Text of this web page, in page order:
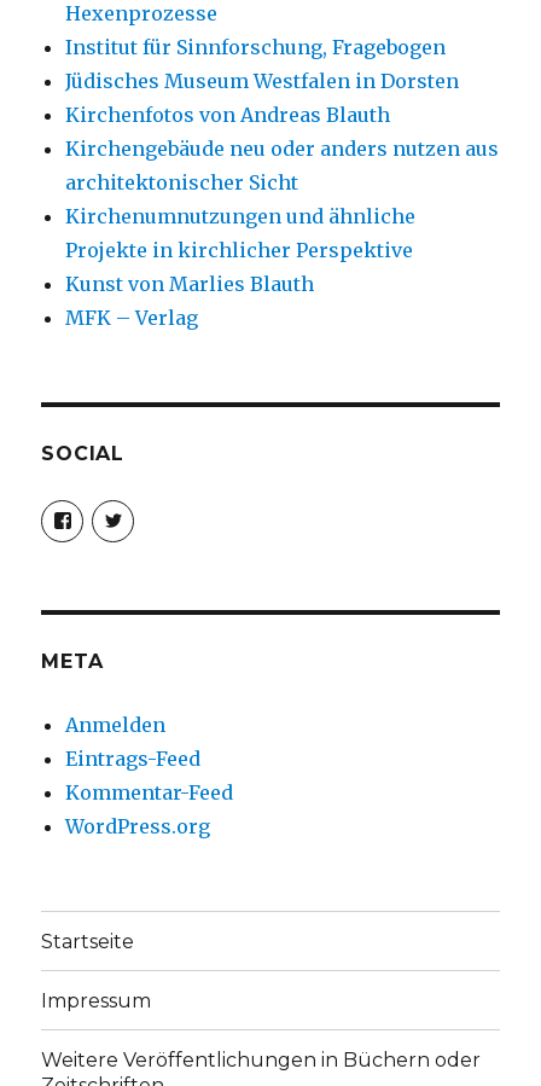
Hexenprozesse
Institut für Sinnforschung, Fragebogen
Jüdisches Museum Westfalen in Dorsten
Kirchenfotos von Andreas Blauth
Kirchengebäude neu oder anders nutzen aus
architektonischer Sicht
Kirchenumnutzungen und ähnliche
Projekte in kirchlicher Perspektive
Kunst von Marlies Blauth
MFK – Verlag
SOCIAL
Profil
von
christoph.fleischer1
anzeigen
Profil
von
anzeigen
META
Anmelden
Eintrags-Feed
Kommentar-Feed
WordPress.org
Startseite
Impressum
Weitere Veröffentlichungen in Büchern oder